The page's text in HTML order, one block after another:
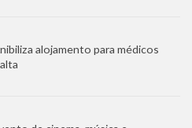
alojamento para médicos